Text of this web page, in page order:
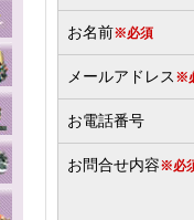
お名前※必須
メールアドレス ※
お電話番号
お問合せ内容※必